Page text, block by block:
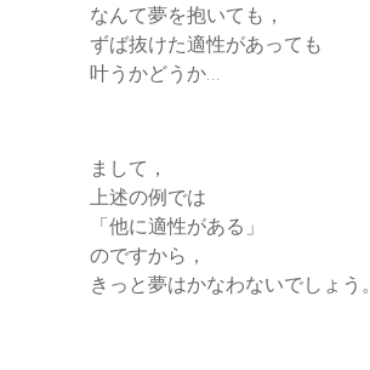
なんて夢を抱いても，
ずば抜けた適性があっても
叶うかどうか…
まして，
上述の例では
「他に適性がある」
のですから，
きっと夢はかなわないでしょう。